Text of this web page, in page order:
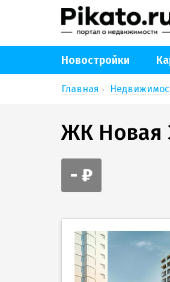
Новостройки
Главная
ЖК Новая
- ₽